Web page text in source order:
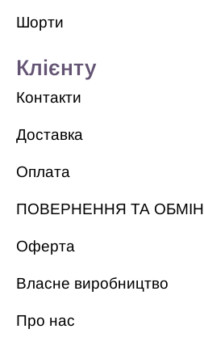
Шорти
Клієнту
Контакти
Доставка
Оплата
ПОВЕРНЕННЯ ТА ОБМІН
Оферта
Власне виробництво
Про нас